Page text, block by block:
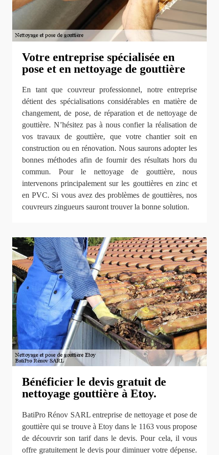
Votre entreprise spécialisée en
pose et en nettoyage de gouttière
En tant que couvreur professionnel, notre entreprise
détient des spécialisations considérables en matière de
changement, de pose, de réparation et de nettoyage de
gouttière. N’hésitez pas à nous confier la réalisation de
vos travaux de gouttière, que votre chantier soit en
construction ou en rénovation. Nous saurons adopter les
bonnes méthodes afin de fournir des résultats hors du
commun. Pour le nettoyage de gouttière, nous
intervenons principalement sur les gouttières en zinc et
en PVC. Si vous avez des problèmes de gouttières, nos
couvreurs zingueurs sauront trouver la bonne solution.
Bénéficier le devis gratuit de
nettoyage gouttière à Etoy.
BatiPro Rénov SARL entreprise de nettoyage et pose de
gouttière qui se trouve à Etoy dans le 1163 vous propose
de découvrir son tarif dans le devis. Pour cela, il vous
offre gratuitement le devis pour diminuer votre dépense.